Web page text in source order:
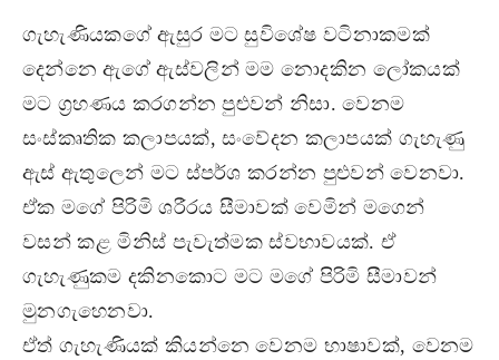
ගැහැණියකගේ ඇසුර මට සුවිශේෂ වටිනාකමක්
දෙන්නෙ ඇගේ ඇස්වලින් මම නොදකින ලෝකයක්
මට ග්‍රහණය කරගන්න පුළුවන් නිසා. වෙනම
සංස්කෘතික කලාපයක්, සංවේදන කලාපයක් ගැහැණු
ඇස් ඇතුලෙන් මට ස්පර්ශ කරන්න පුළුවන් වෙනවා.
ඒක මගේ පිරිමි ශරීරය සීමාවක් වෙමින් මගෙන්
වසන් කළ මිනිස් පැවැත්මක ස්වභාවයක්. ඒ
ගැහැණුකම දකිනකොට මට මගේ පිරිමි සීමාවන්
මුනගැහෙනවා.
ඒත් ගැහැණියක් කියන්නෙ වෙනම භාෂාවක්, වෙනම